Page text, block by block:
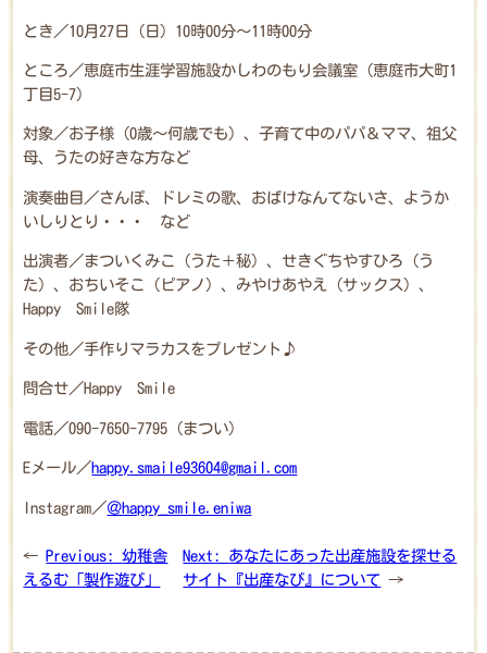
とき／10月27日（日）10時00分～11時00分
ところ／恵庭市生涯学習施設かしわのもり会議室（恵庭市大町1
丁目5-7）
対象／お子様（0歳～何歳でも）、子育て中のパパ＆ママ、祖父
母、うたの好きな方など
演奏曲目／さんぽ、ドレミの歌、おばけなんてないさ、ようか
いしりとり・・・ など
出演者／まついくみこ（うた＋秘）、せきぐちやすひろ（う
た）、おちいそこ（ピアノ）、みやけあやえ（サックス）、
Happy Smile隊
その他／手作りマラカスをプレゼント♪
問合せ／Happy Smile
電話／090-7650-7795（まつい）
Eメール／happy.smaile93604@gmail.com
Instagram／＠happy_smile.eniwa
← Previous:幼稚舎
えるむ「製作遊び」
Next: あなたにあった出産施設を探せる
サイト『出産なび』について →